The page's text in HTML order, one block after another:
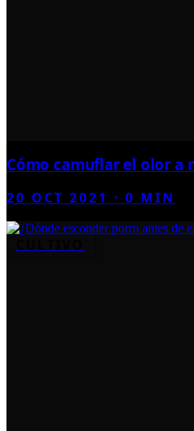
Cómo camuflar el olor a
20 OCT 2021 ·0 MIN